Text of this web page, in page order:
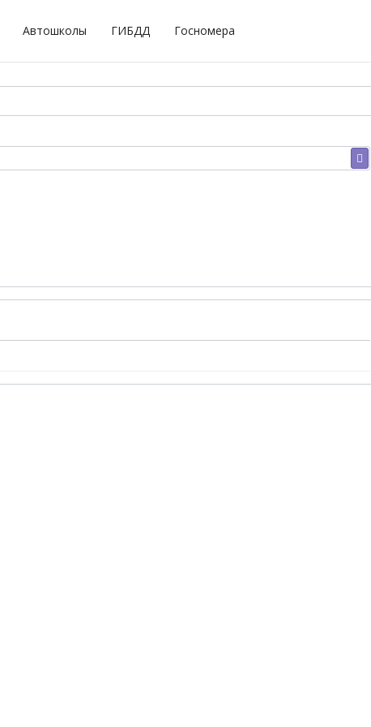
Автошколы ГИБДД Госномера